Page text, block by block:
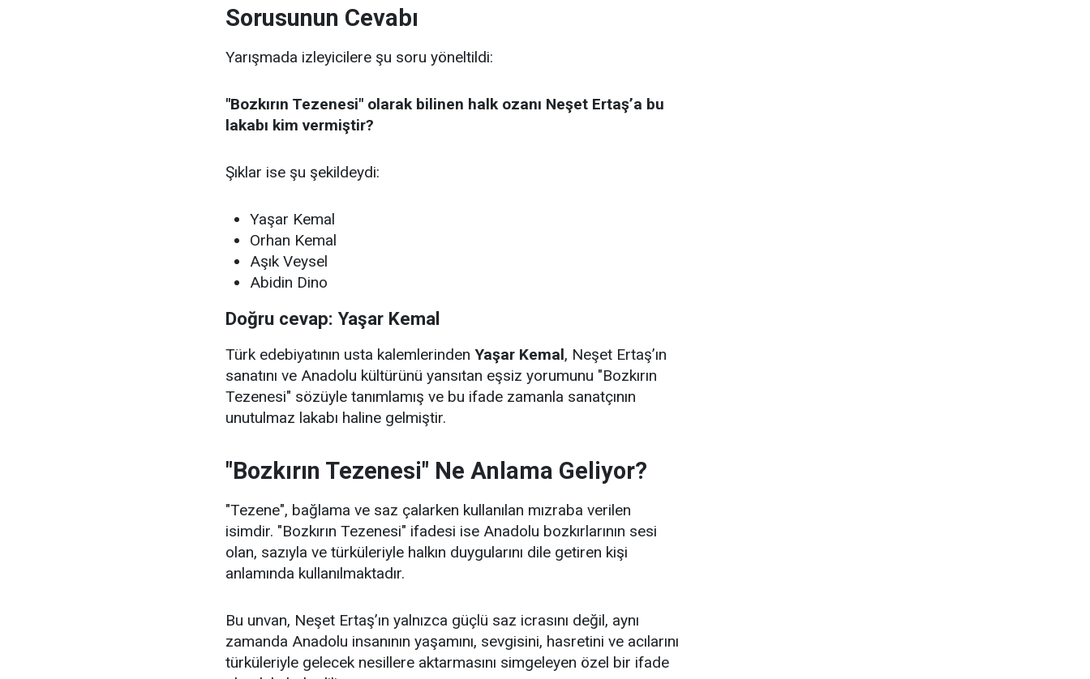
Sorusunun Cevabı
Yarışmada izleyicilere şu soru yöneltildi:
"Bozkırın Tezenesi" olarak bilinen halk ozanı Neşet Ertaş’a bu
lakabı kim vermiştir?
Şıklar ise şu şekildeydi:
Yaşar Kemal
Orhan Kemal
Aşık Veysel
Abidin Dino
Doğru cevap: Yaşar Kemal
Türk edebiyatının usta kalemlerinden Yaşar Kemal, Neşet Ertaş’ın
sanatını ve Anadolu kültürünü yansıtan eşsiz yorumunu "Bozkırın
Tezenesi" sözüyle tanımlamış ve bu ifade zamanla sanatçının
unutulmaz lakabı haline gelmiştir.
"Bozkırın Tezenesi" Ne Anlama Geliyor?
"Tezene", bağlama ve saz çalarken kullanılan mızraba verilen
isimdir. "Bozkırın Tezenesi" ifadesi ise Anadolu bozkırlarının sesi
olan, sazıyla ve türküleriyle halkın duygularını dile getiren kişi
anlamında kullanılmaktadır.
Bu unvan, Neşet Ertaş’ın yalnızca güçlü saz icrasını değil, aynı
zamanda Anadolu insanının yaşamını, sevgisini, hasretini ve acılarını
türküleriyle gelecek nesillere aktarmasını simgeleyen özel bir ifade